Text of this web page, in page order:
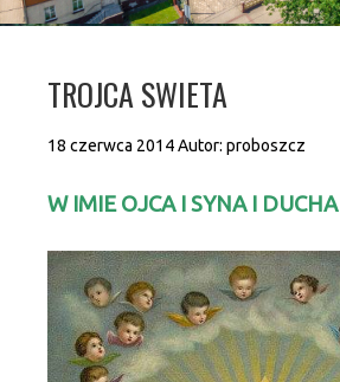
TROJCA SWIETA
18 czerwca 2014Autor: proboszcz
W IMIE OJCA I SYNA I